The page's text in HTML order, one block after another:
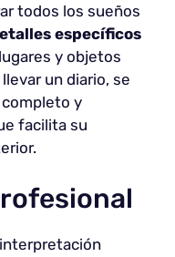
todos los sueños
específicos
y objetos
un diario, se
y
facilita su